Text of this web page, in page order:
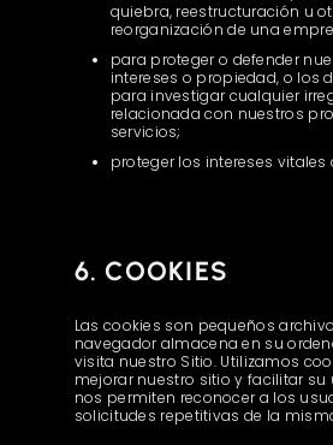
quiebra, reestructuración u
reorganización de una
para proteger o defender
intereses o propiedad, o los
para investigar cualquier
relacionada con nuestros
servicios;
proteger los intereses vitales
6. COOKIES
Las cookies son pequeños
navegador almacena en su
visita nuestro Sitio. Utilizamos
mejorar nuestro sitio y facilitar su
nos permiten reconocer a los
solicitudes repetitivas de la